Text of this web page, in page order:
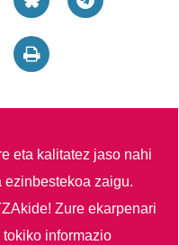
eta kalitatez jaso nahi
ezinbestekoa zaigu.
Zure ekarpenari
informazio